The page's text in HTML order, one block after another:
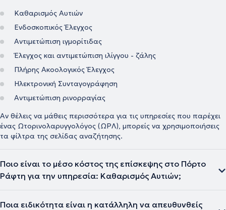
Καθαρισμός Αυτιών
Ενδοσκοπικός Έλεγχος
Αντιμετώπιση ιγμορίτιδας
Έλεγχος και αντιμετώπιση ιλίγγου - ζάλης
Πλήρης Ακοολογικός Έλεγχος
Ηλεκτρονική Συνταγογράφηση
Αντιμετώπιση ρινορραγίας
Αν θέλεις να μάθεις περισσότερα για τις υπηρεσίες που παρέχει
ένας Ωτορινολαρυγγολόγος (ΩΡΛ), μπορείς να χρησιμοποιήσεις
τα φίλτρα της σελίδας αναζήτησης.
Ποιο είναι το μέσο κόστος της επίσκεψης στο Πόρτο
Ράφτη για την υπηρεσία: Καθαρισμός Αυτιών;
Ποια ειδικότητα είναι η κατάλληλη να απευθυνθείς